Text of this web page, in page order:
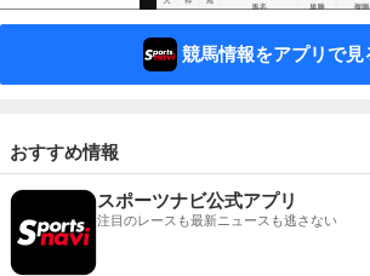
競馬情報をアプリで見
おすすめ情報
スポーツナビ公式アプリ
注目のレースも最新ニュースも逃さない